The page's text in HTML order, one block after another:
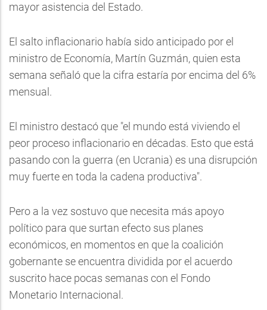
mayor asistencia del Estado.
El salto inflacionario había sido anticipado por el
ministro de Economía, Martín Guzmán, quien esta
semana señaló que la cifra estaría por encima del 6%
mensual.
El ministro destacó que "el mundo está viviendo el
peor proceso inflacionario en décadas. Esto que está
pasando con la guerra (en Ucrania) es una disrupción
muy fuerte en toda la cadena productiva".
Pero a la vez sostuvo que necesita más apoyo
político para que surtan efecto sus planes
económicos, en momentos en que la coalición
gobernante se encuentra dividida por el acuerdo
suscrito hace pocas semanas con el Fondo
Monetario Internacional.